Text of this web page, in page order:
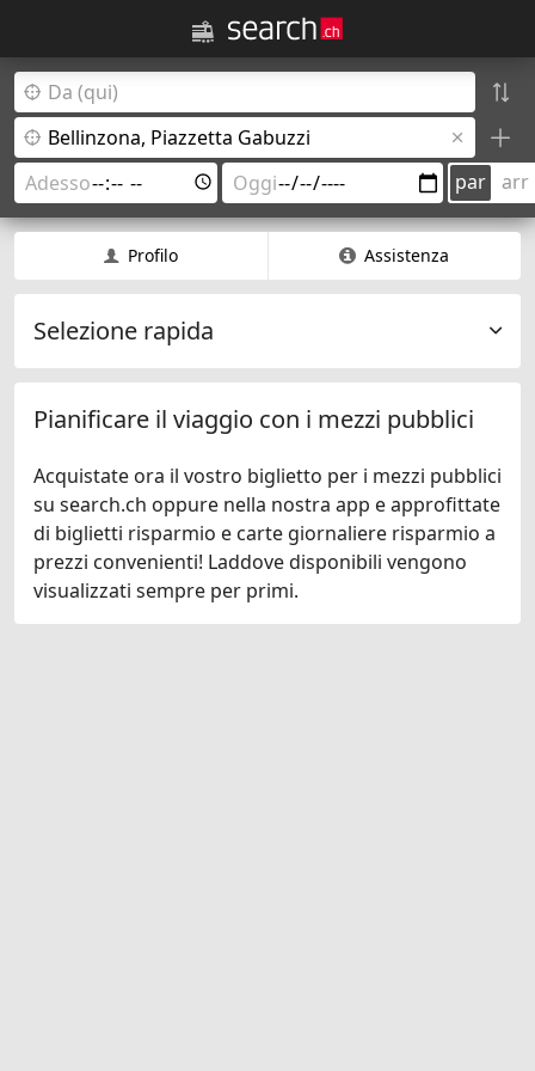
par arr
Profilo Assistenza
Selezione rapida
Pianificare il viaggio con i mezzi pubblici
Acquistate ora il vostro biglietto per i mezzi pubblici
su search.ch oppure nella nostra app e approfittate
di biglietti risparmio e carte giornaliere risparmio a
prezzi convenienti! Laddove disponibili vengono
visualizzati sempre per primi.